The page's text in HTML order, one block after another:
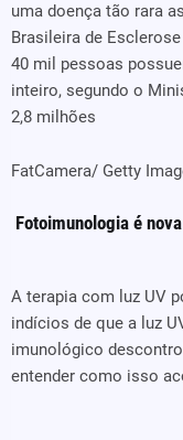
uma doença tão rara
Brasileira de
40 mil pessoas
inteiro, segundo o
2,8 milhões
FatCamera/ Getty
Fotoimunologia é
A terapia com luz UV
indícios de que a luz
imunológico
entender como isso